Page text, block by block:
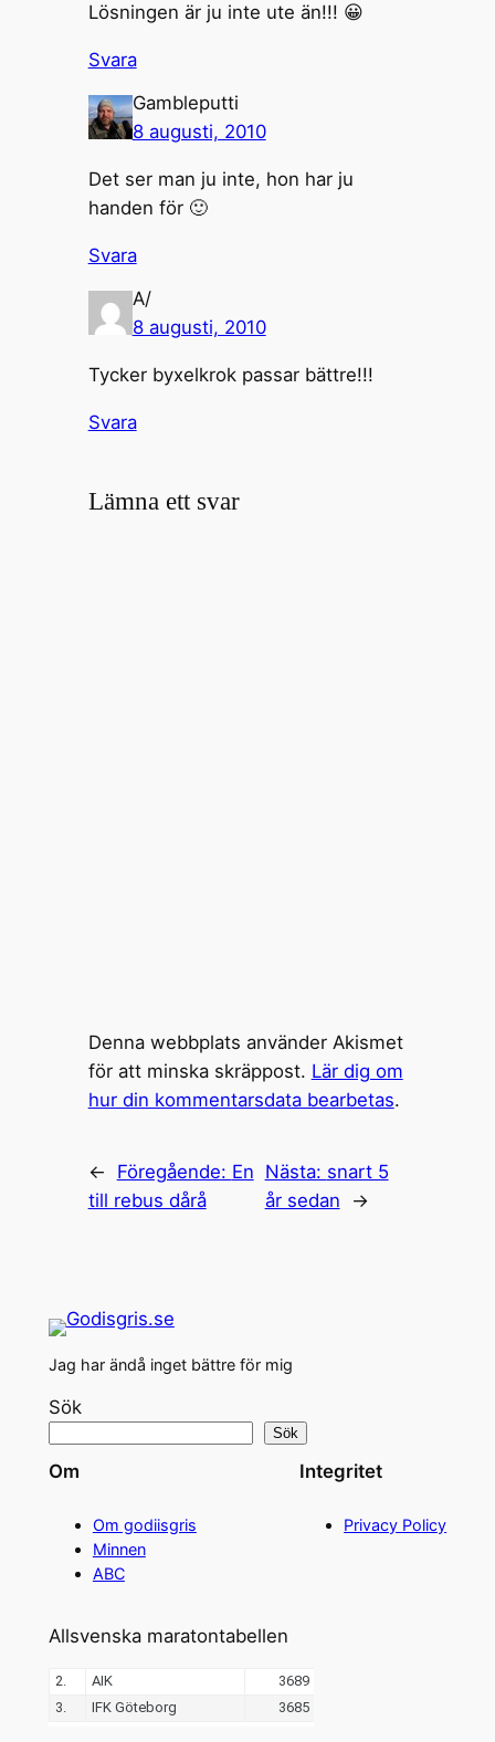
Lösningen är ju inte ute än!!! 😀
Svara
Gambleputti
8 augusti, 2010
Det ser man ju inte, hon har ju
handen för 🙂
Svara
A/
8 augusti, 2010
Tycker byxelkrok passar bättre!!!
Svara
Lämna ett svar
Denna webbplats använder Akismet
för att minska skräppost. Lär dig om
hur din kommentarsdata bearbetas.
← Föregående: En
till rebus dårå
Nästa: snart 5
år sedan
→
Jag har ändå inget bättre för mig
Sök
Sök
Om
Om godiisgris
Minnen
ABC
Integritet
Privacy Policy
Allsvenska maratontabellen